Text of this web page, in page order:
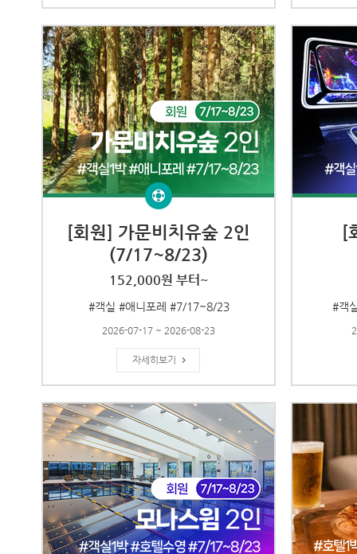
[회원] 가문비치유숲 2인
(7/17~8/23)
152,000원 부터~
#객실 #애니포레 #7/17~8/23
2026-07-17 ~ 2026-08-23
자세히보기
[
#객